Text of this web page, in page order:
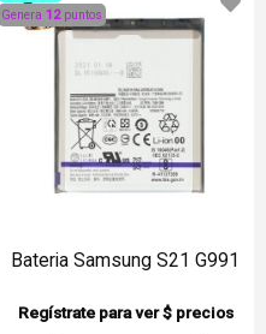
Genera 12puntos
Bateria Samsung S21 G991
Regístrate para ver $ precios